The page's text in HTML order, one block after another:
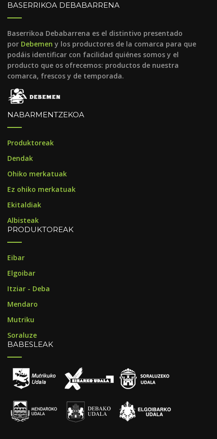
BASERRIKOA DEBABARRENA
Baserrikoa Debabarrena es el distintivo presentado
por Debemen y los productores de la comarca para que
podáis identificar con facilidad quiénes somos y el
producto que os ofrecemos: productos de nuestra
comarca, frescos y de temporada.
NABARMENTZEKOA
Produktoreak
Dendak
Ohiko merkatuak
Ez ohiko merkatuak
Ekitaldiak
Albisteak
PRODUKTOREAK
Eibar
Elgoibar
Itziar - Deba
Mendaro
Mutriku
Soraluze
BABESLEAK